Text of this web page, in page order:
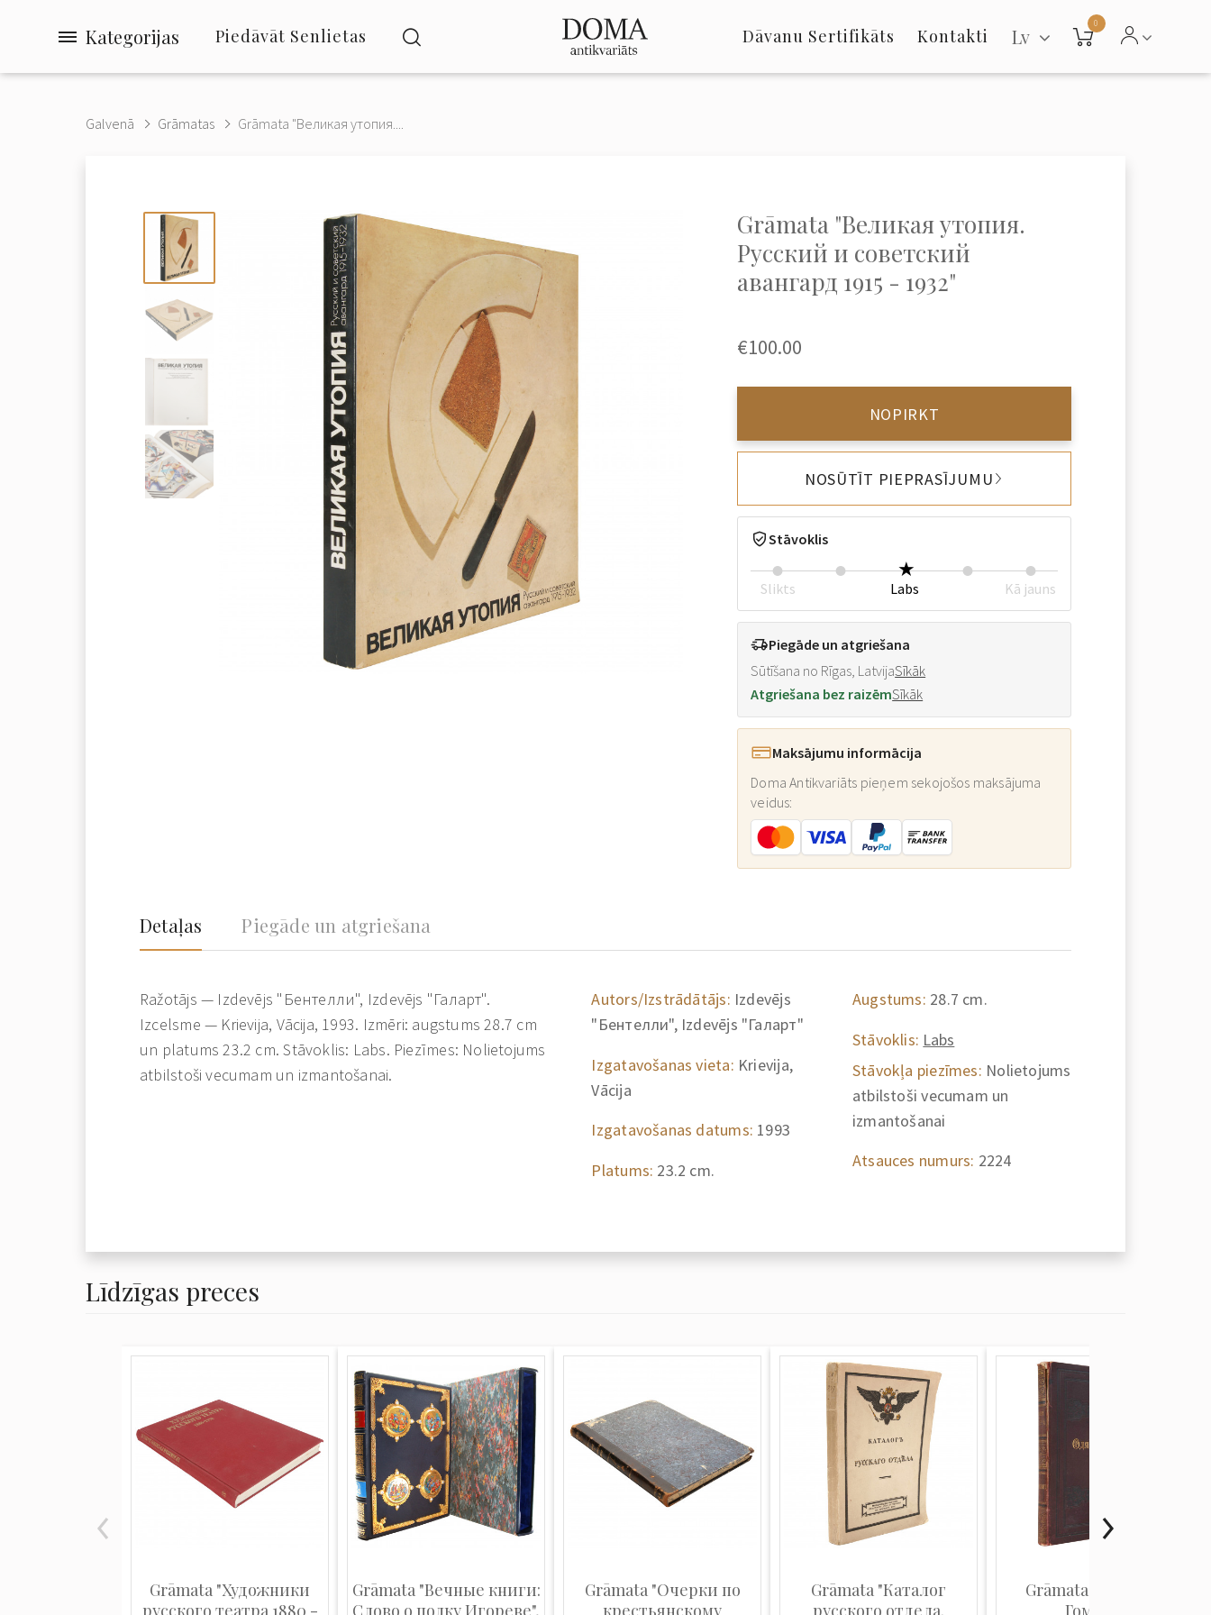
Kategorijas Piedāvāt Senlietas Dāvanu Sertifikāts Kontakti Lv
0
Galvenā Grāmatas Grāmata "Великая утопия....
Grāmata "Великая утопия.
Русский и советский
авангард 1915 - 1932"
€100.00
NOPIRKT
NOSŪTĪT PIEPRASĪJUMU
Stāvoklis
Slikts Labs Kā jauns
Piegāde un atgriešana
Sūtīšana no Rīgas, LatvijaSīkāk
Atgriešana bez raizēmSīkāk
Maksājumu informācija
Doma Antikvariāts pieņem sekojošos maksājuma
veidus:
Detaļas Piegāde un atgriešana
Ražotājs — Izdevējs "Бентелли", Izdevējs "Галарт".
Izcelsme — Krievija, Vācija, 1993. Izmēri: augstums 28.7 cm
un platums 23.2 cm. Stāvoklis: Labs. Piezīmes: Nolietojums
atbilstoši vecumam un izmantošanai.
Autors/Izstrādātājs: Izdevējs
"Бентелли", Izdevējs "Галарт"
Izgatavošanas vieta: Krievija,
Vācija
Izgatavošanas datums: 1993
Platums: 23.2 cm.
Augstums: 28.7 cm.
Stāvoklis: Labs
Stāvokļa piezīmes: Nolietojums
atbilstoši vecumam un
izmantošanai
Atsauces numurs: 2224
Līdzīgas preces
Grāmata "Художники
русского театра 1880 -
Grāmata "Вечные книги:
Слово о полку Игореве",
Grāmata "Очерки по
крестьянскому
Grāmata "Каталог
русского отдела.
Grāmata "Одиссея
Гомера"